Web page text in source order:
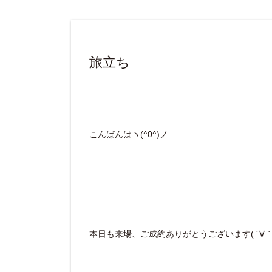
旅立ち
こんばんはヽ(^0^)ノ
本日も来場、ご成約ありがとうございます( ´∀